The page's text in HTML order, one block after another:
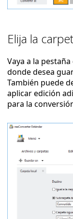
Elija la
Vaya a la pestaña
donde desea
También puede
aplicar edición
para la